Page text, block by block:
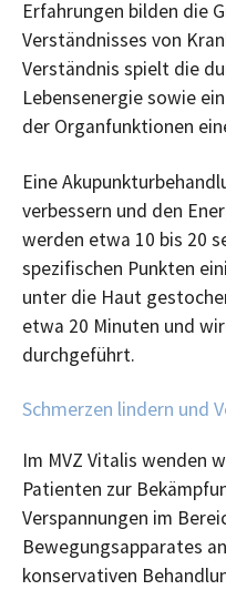
Erfahrungen bilden die
Verständnisses von
Verständnis spielt die
Lebensenergie sowie
der Organfunktionen
Eine
verbessern und den
werden etwa 10 bis 20
spezifischen Punkten
unter die Haut
etwa 20 Minuten und
durchgeführt.
Schmerzen lindern und
Im MVZ Vitalis wenden
Patienten zur
Verspannungen im
Bewegungsapparates
konservativen